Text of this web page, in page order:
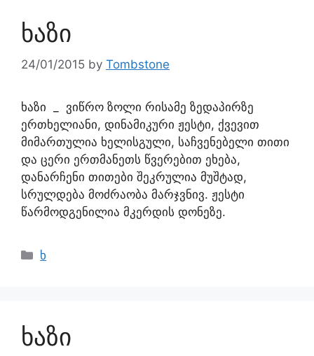
ხაზი
24/01/2015 by Tombstone
ხაზი _ ვიწრო ზოლი რისამე ზედაპირზე
ერთხელიანი, დინამიკური ჟესტი, ქვევით
მიმართულია ხელისგული, საჩვენებელი თითი
და ცერი ერთმანეთს წვერებით ეხება,
დანარჩენი თითები შეკრულია მუშტად,
სრულდება მოძრაობა მარჯვნივ. ჟესტი
წარმოდგენილია მკერდის დონეზე.
ხ
ხაზი